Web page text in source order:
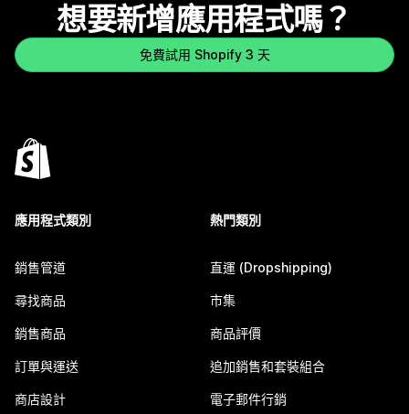
想要新增應用程式嗎？
免費試用 Shopify 3 天
應用程式類別
銷售管道
尋找商品
銷售商品
訂單與運送
商店設計
熱門類別
直運 (Dropshipping)
市集
商品評價
追加銷售和套裝組合
電子郵件行銷